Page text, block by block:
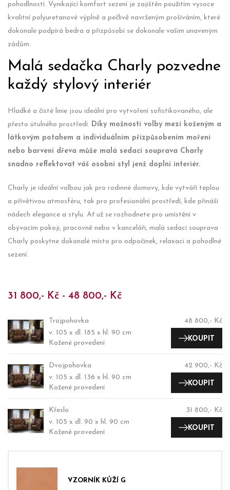
pohodlností. Vynikající komfort sezení je zajištěn použitím vysoce
kvalitní polyuretanové výplně a pečlivě navrženým prošíváním, které
dokonale podpírá bedra a přizpůsobí se dokonale vašim unaveným
zádům.
Malá sedačka Charly pozvedne
každý stylový interiér
Hladké a čisté linie jsou ideální pro vytvoření sofistikovaného, ale
přesto útulného prostředí. Díky možnosti volby mezi koženým a
látkovým potahem a individuálním přizpůsobením moření
nebo barvení dřeva může malá sedací souprava Charly
snadno reflektovat váš osobní styl jenž doplní interiér.
Charly je ideální volbou jak pro rodinné domovy, kde vytváří teplou
a přívětivou atmosféru, tak pro profesionální prostředí, kde přináší
nádech elegance a stylu. Ať už se rozhodnete pro umístění v
obývacím pokoji, pracovně nebo v kanceláři, malá sedací souprava
Charly poskytne dokonalé místo pro odpočinek, relaxaci a pohodlné
sezení.
31 800,- Kč - 48 800,- Kč
Trojpohovka
v. 105 x dl. 185 x hl. 90 cm
Kožené provedení
48 800,- Kč
KOUPIT
Dvojpohovka
v. 105 x dl. 136 x hl. 90 cm
Kožené provedení
42 900,- Kč
KOUPIT
Křeslo
v. 105 x dl. 90 x hl. 90 cm
Kožené provedení
31 800,- Kč
KOUPIT
VZORNÍK KŮŽÍ G